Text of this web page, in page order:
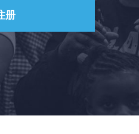
派对
动
捐赠